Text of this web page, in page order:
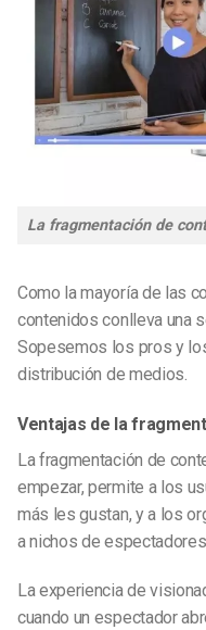
La fragmentación de
Como la mayoría de las
contenidos conlleva una
Sopesemos los pros y
distribución de medios.
Ventajas de la
La fragmentación de
empezar, permite a los
más les gustan, y a los
a nichos de espectadores.
La experiencia de
cuando un espectador